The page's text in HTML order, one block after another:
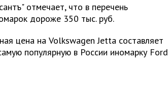
отмечает, что в перечень
дороже 350 тыс. руб.
цена на Volkswagen Jetta составляет
популярную в России иномарку Ford